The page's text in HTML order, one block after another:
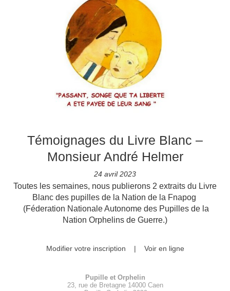
Témoignages du Livre Blanc –
Monsieur André Helmer
24 avril 2023
Toutes les semaines, nous publierons 2 extraits du Livre
Blanc des pupilles de la Nation de la Fnapog
(Féderation Nationale Autonome des Pupilles de la
Nation Orphelins de Guerre.)
Modifier votre inscription | Voir en ligne
Pupille et Orphelin
23, rue de Bretagne 14000 Caen